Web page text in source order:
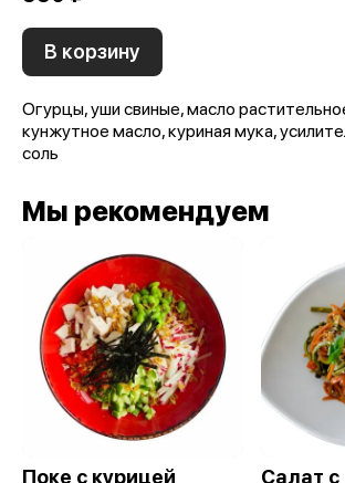
В корзину
Огурцы, уши свиные, масло
кунжутное масло, куриная мука,
соль
Мы рекомендуем
Поке с курицей
Салат с